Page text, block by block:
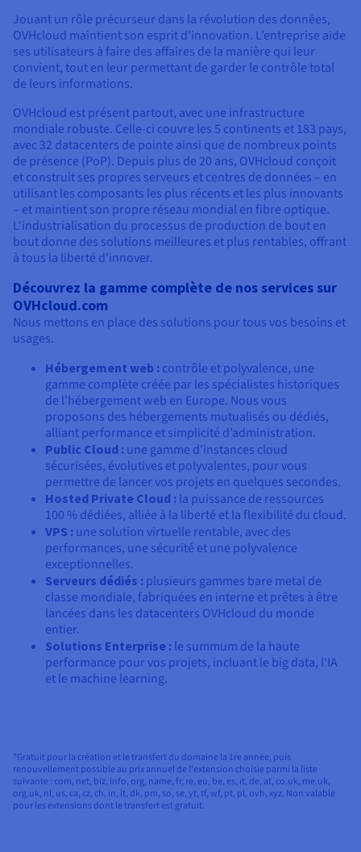
Jouant un rôle précurseur dans la révolution des données,
OVHcloud maintient son esprit d'innovation. L’entreprise aide
ses utilisateurs à faire des affaires de la manière qui leur
convient, tout en leur permettant de garder le contrôle total
de leurs informations.
OVHcloud est présent partout, avec une infrastructure
mondiale robuste. Celle-ci couvre les 5 continents et 183 pays,
avec 32 datacenters de pointe ainsi que de nombreux points
de présence (PoP). Depuis plus de 20 ans, OVHcloud conçoit
et construit ses propres serveurs et centres de données – en
utilisant les composants les plus récents et les plus innovants
– et maintient son propre réseau mondial en fibre optique.
L'industrialisation du processus de production de bout en
bout donne des solutions meilleures et plus rentables, offrant
à tous la liberté d'innover.
Découvrez la gamme complète de nos services sur
OVHcloud.com
Nous mettons en place des solutions pour tous vos besoins et
usages.
Hébergement web : contrôle et polyvalence, une
gamme complète créée par les spécialistes historiques
de l'hébergement web en Europe. Nous vous
proposons des hébergements mutualisés ou dédiés,
alliant performance et simplicité d’administration.
Public Cloud : une gamme d'instances cloud
sécurisées, évolutives et polyvalentes, pour vous
permettre de lancer vos projets en quelques secondes.
Hosted Private Cloud : la puissance de ressources
100 % dédiées, alliée à la liberté et la flexibilité du cloud.
VPS : une solution virtuelle rentable, avec des
performances, une sécurité et une polyvalence
exceptionnelles.
Serveurs dédiés : plusieurs gammes bare metal de
classe mondiale, fabriquées en interne et prêtes à être
lancées dans les datacenters OVHcloud du monde
entier.
Solutions Enterprise : le summum de la haute
performance pour vos projets, incluant le big data, l'IA
et le machine learning.
*Gratuit pour la création et le transfert du domaine la 1re année, puis
renouvellement possible au prix annuel de l'extension choisie parmi la liste
suivante : com, net, biz, info, org, name, fr, re, eu, be, es, it, de, at, co.uk, me.uk,
org.uk, nl, us, ca, cz, ch, in, lt, dk, pm, so, se, yt, tf, wf, pt, pl, ovh, xyz. Non valable
pour les extensions dont le transfert est gratuit.